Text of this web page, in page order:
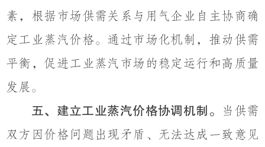
素，根据市场供需关系与用气企业自主协商确
定工业蒸汽价格。通过市场化机制，推动供需
平衡，促进工业蒸汽市场的稳定运行和高质量
发展。
五、建立工业蒸汽价格协调机制。
当供需
双方因价格问题出现矛盾、无法达成一致意见